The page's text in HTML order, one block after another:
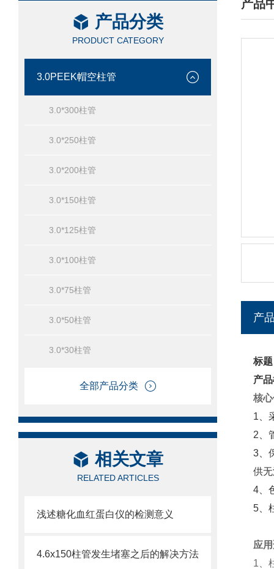
产品分类
PRODUCT CATEGORY
3.0PEEK帽空柱管
3.0*300柱管
3.0*250柱管
3.0*200柱管
3.0*150柱管
3.0*125柱管
3.0*100柱管
3.0*75柱管
3.0*50柱管
3.0*30柱管
全部产品分类
相关文章
RELATED ARTICLES
浅述糖化血红蛋白仪的检测意义
4.6x150柱管发生堵塞之后的解决方法
产品
/
产
标
产
核
1、
2、
3、
供
4、
5、
应
1、